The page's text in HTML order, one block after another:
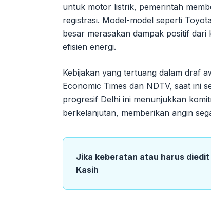
untuk motor listrik, pemerintah
registrasi. Model-model seperti
besar merasakan dampak positif
efisien energi.
Kebijakan yang tertuang dalam draf
Economic Times dan NDTV, saat ini
progresif Delhi ini menunjukkan
berkelanjutan, memberikan angin
Jika keberatan atau harus
Kasih